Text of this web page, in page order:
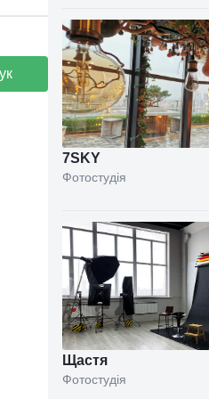
7SKY
Фотостудія
Щастя
Фотостудія